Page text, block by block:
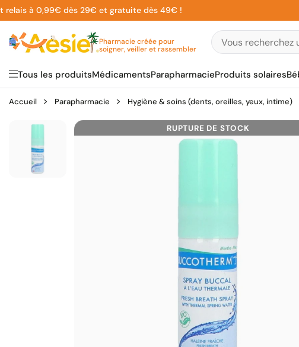
Aller
au
contenu
à 0,99€ dès 29€ et gratuite dès 49€ !
Pharmacie créée pour
soigner, veiller et rassembler
Tous les produitsMédicamentsParapharmacieProduits solaires
Accueil Parapharmacie Hygiène & soins (dents, oreilles, yeux, intime)
RUPTURE DE STOCK